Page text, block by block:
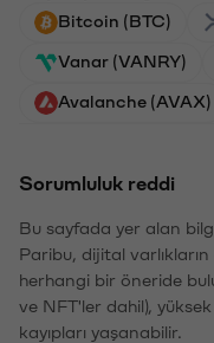
Bitcoin (BTC)
Vanar (VANRY)
Avalanche (AVAX)
Sorumluluk reddi
Bu sayfada yer alan
Paribu, dijital varlıkların
herhangi bir öneride
ve NFT'ler dahil),
kayıpları yaşanabilir.